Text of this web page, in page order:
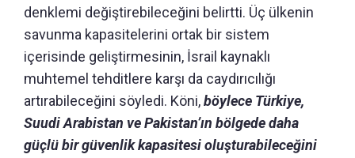
denklemi değiştirebileceğini belirtti. Üç ülkenin
savunma kapasitelerini ortak bir sistem
içerisinde geliştirmesinin, İsrail kaynaklı
muhtemel tehditlere karşı da caydırıcılığı
artırabileceğini söyledi. Köni,böylece Türkiye,
Suudi Arabistan ve Pakistan’ın bölgede daha
güçlü bir güvenlik kapasitesi oluşturabileceğini